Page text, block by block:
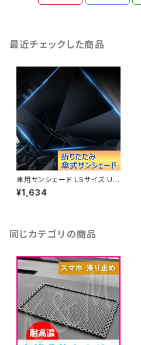
最近チェックした商品
車用サンシェード LSサイズ UV
紫外線カット フロントサンシェー
ド カーサンシェード 傘式 折りた
¥1,634
同じカテゴリの商品